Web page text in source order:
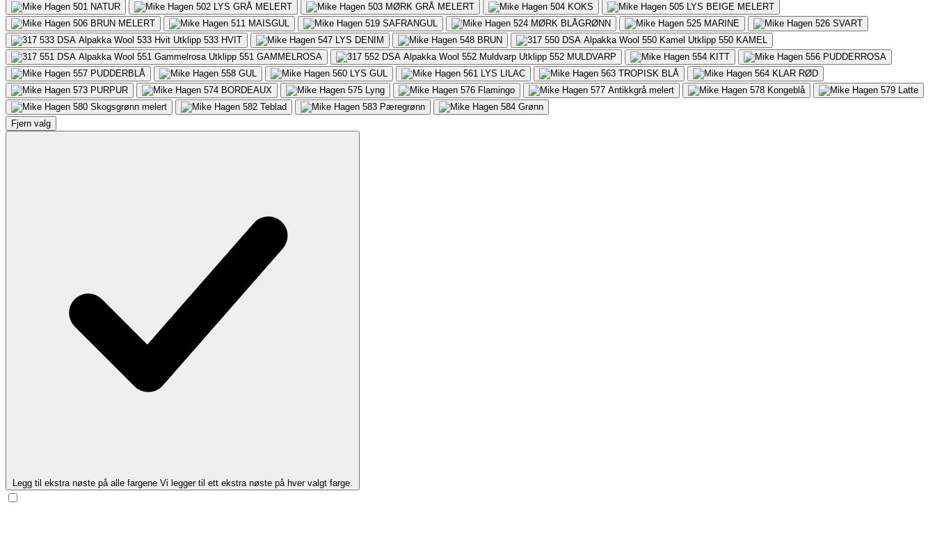
501 NATUR 502 LYS GRÅ MELERT 503 MØRK GRÅ MELERT 504 KOKS 505 LYS BEIGE MELERT
506 BRUN MELERT 511 MAISGUL 519 SAFRANGUL 524 MØRK BLÅGRØNN 525 MARINE 526 SVART
533 HVIT 547 LYS DENIM 548 BRUN 550 KAMEL
551 GAMMELROSA 552 MULDVARP 554 KITT 556 PUDDERROSA
557 PUDDERBLÅ 558 GUL 560 LYS GUL 561 LYS LILAC 563 TROPISK BLÅ 564 KLAR RØD
573 PURPUR 574 BORDEAUX 575 Lyng 576 Flamingo 577 Antikkgrå melert 578 Kongeblå 579 Latte
580 Skogsgrønn melert 582 Teblad 583 Pæregrønn 584 Grønn
Fjern valg
Legg til ekstra nøste på alle fargene Vi legger til ett ekstra nøste på hver valgt farge.